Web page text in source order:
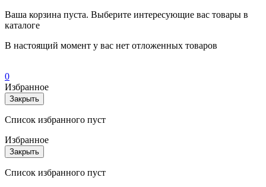
Ваша корзина пуста. Выберите интересующие вас товары в
каталоге
В настоящий момент у вас нет отложенных товаров
0
Избранное
Закрыть
Список избранного пуст
Избранное
Закрыть
Список избранного пуст